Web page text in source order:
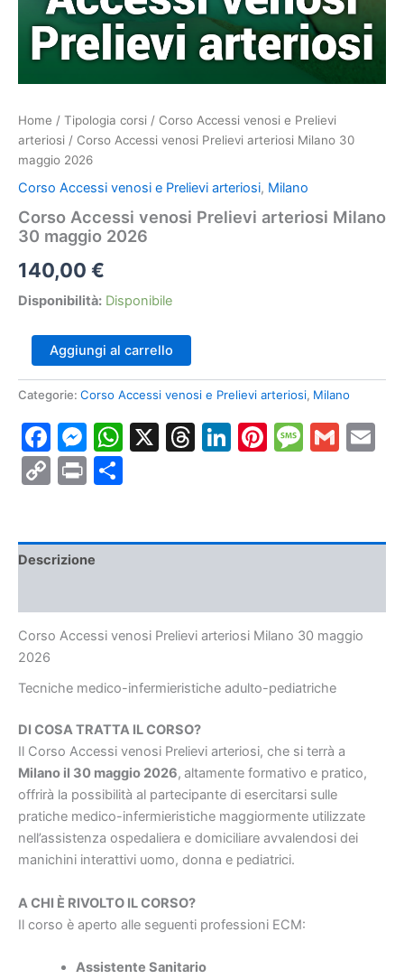
Home / Tipologia corsi / Corso Accessi venosi e Prelievi
arteriosi / Corso Accessi venosi Prelievi arteriosi Milano 30
maggio 2026
Corso Accessi venosi e Prelievi arteriosi, Milano
Corso Accessi venosi Prelievi arteriosi Milano
30 maggio 2026
140,00 €
Disponibilità: Disponibile
Corso
Accessi
venosi
Prelievi
Milano
30
maggio
2026
Aggiungi al carrello
Categorie: Corso Accessi venosi e Prelievi arteriosi, Milano
Facebook
Messenger
WhatsApp
X Threads
LinkedIn
Pinterest
Copy
Print
Descrizione
Corso Accessi venosi Prelievi arteriosi Milano 30 maggio
2026
Tecniche medico-infermieristiche adulto-pediatriche
DI COSA TRATTA IL CORSO?
Il Corso Accessi venosi Prelievi arteriosi, che si terrà a
Milano il 30 maggio 2026, altamente formativo e pratico,
offrirà la possibilità al partecipante di esercitarsi sulle
pratiche medico-infermieristiche maggiormente utilizzate
nell’assistenza ospedaliera e domiciliare avvalendosi dei
manichini interattivi uomo, donna e pediatrici.
A CHI È RIVOLTO IL CORSO?
Il corso è aperto alle seguenti professioni ECM:
Assistente Sanitario